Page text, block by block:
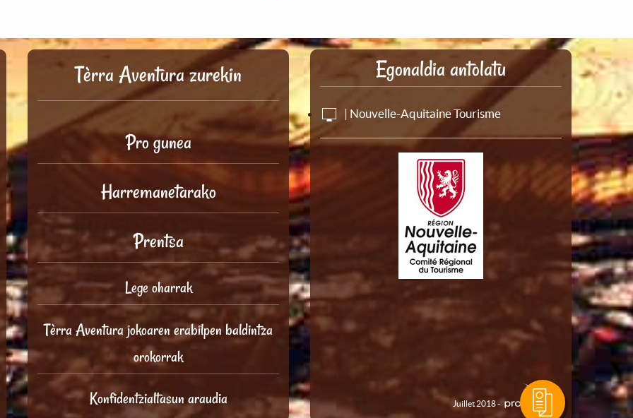
Tèrra Aventura zurekin
Pro gunea
Harremanetarako
Prentsa
Lege oharrak
Tèrra Aventura jokoaren erabilpen baldintza
orokorrak
Konfidentzialtasun araudia
Egonaldia antolatu
| Nouvelle-Aquitaine Tourisme
Juillet 2018 -